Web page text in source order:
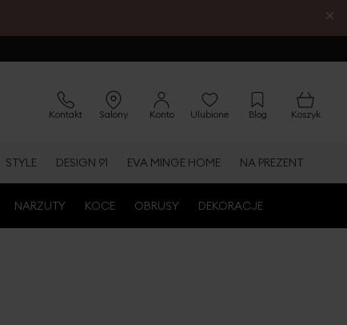
×
Kontakt Salony Konto Ulubione Blog Koszyk
STYLE DESIGN 91 EVA MINGE HOME NA PREZENT
NARZUTY KOCE OBRUSY DEKORACJE